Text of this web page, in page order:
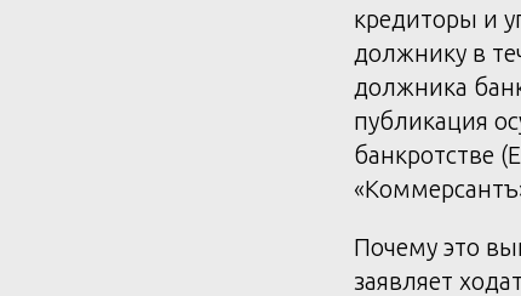
кредиторы и
должнику в
должника
публикация
банкротстве
Почему это
заявляет